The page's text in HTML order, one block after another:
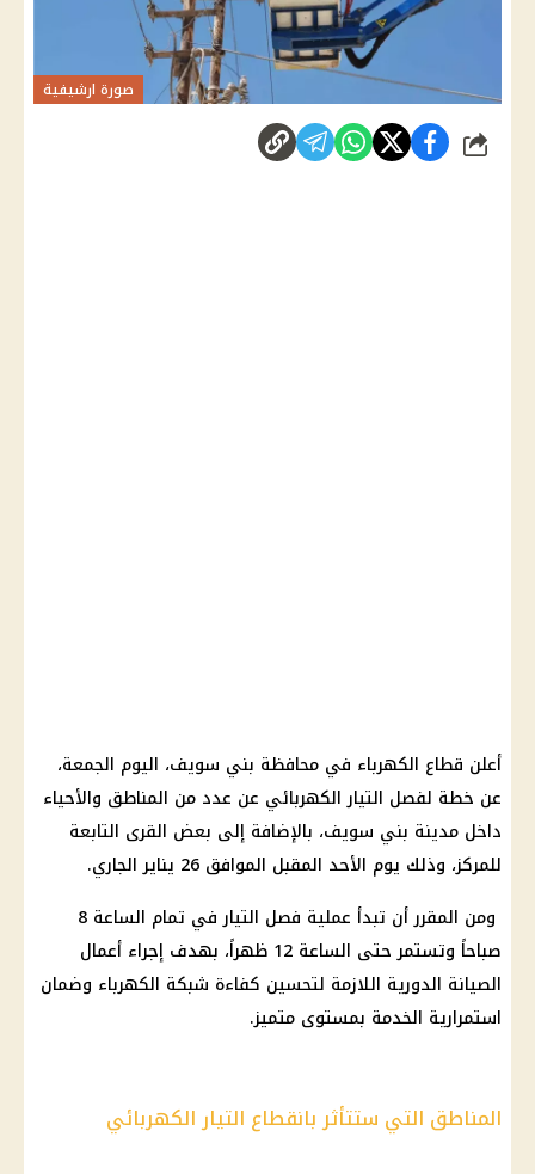
صورة ارشيفية
شارك
أعلن قطاع الكهرباء في محافظة بني سويف، اليوم الجمعة،
عن خطة لفصل التيار الكهربائي عن عدد من المناطق والأحياء
داخل مدينة بني سويف، بالإضافة إلى بعض القرى التابعة
للمركز، وذلك يوم الأحد المقبل الموافق 26 يناير الجاري.
ومن المقرر أن تبدأ عملية فصل التيار في تمام الساعة 8
صباحاً وتستمر حتى الساعة 12 ظهراً، بهدف إجراء أعمال
الصيانة الدورية اللازمة لتحسين كفاءة شبكة الكهرباء وضمان
استمرارية الخدمة بمستوى متميز.
المناطق التي ستتأثر بانقطاع التيار الكهربائي